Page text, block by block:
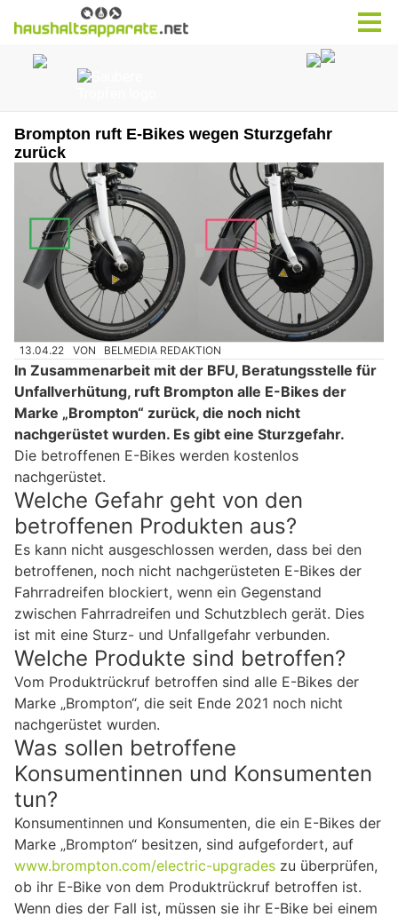
Brompton ruft E-Bikes wegen Sturzgefahr
zurück
13.04.22 VON BELMEDIA REDAKTION
In Zusammenarbeit mit der BFU, Beratungsstelle für
Unfallverhütung, ruft Brompton alle E-Bikes der
Marke „Brompton“ zurück, die noch nicht
nachgerüstet wurden. Es gibt eine Sturzgefahr.
Die betroffenen E-Bikes werden kostenlos
nachgerüstet.
Welche Gefahr geht von den
betroffenen Produkten aus?
Es kann nicht ausgeschlossen werden, dass bei den
betroffenen, noch nicht nachgerüsteten E-Bikes der
Fahrradreifen blockiert, wenn ein Gegenstand
zwischen Fahrradreifen und Schutzblech gerät. Dies
ist mit eine Sturz- und Unfallgefahr verbunden.
Welche Produkte sind betroffen?
Vom Produktrückruf betroffen sind alle E-Bikes der
Marke „Brompton“, die seit Ende 2021 noch nicht
nachgerüstet wurden.
Was sollen betroffene
Konsumentinnen und Konsumenten
tun?
Konsumentinnen und Konsumenten, die ein E-Bikes der
Marke „Brompton“ besitzen, sind aufgefordert, auf
www.brompton.com/electric-upgrades zu überprüfen,
ob ihr E-Bike von dem Produktrückruf betroffen ist.
Wenn dies der Fall ist, müssen sie ihr E-Bike bei einem